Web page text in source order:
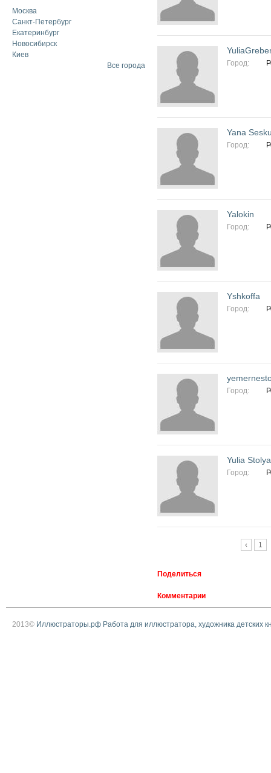
Москва
Санкт-Петербург
Екатеринбург
Новосибирск
Киев
Все города
Город:
Yana
Город:
Yalokin
Город:
Yshkoffa
Город:
Город:
Yulia
Город:
‹ 1
Поделиться
Комментарии
2013© Иллюстраторы.рф Работа для иллюстратора, художника детских